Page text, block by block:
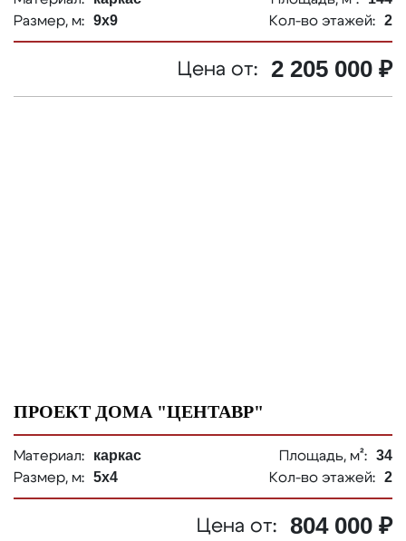
Размер, м: 9х9 Кол-во этажей: 2
Цена от: 2 205 000 ₽
ПРОЕКТ ДОМА "ЦЕНТАВР"
Материал: каркас
Размер, м: 5х4
Площадь, м²: 34
Кол-во этажей: 2
Цена от: 804 000 ₽